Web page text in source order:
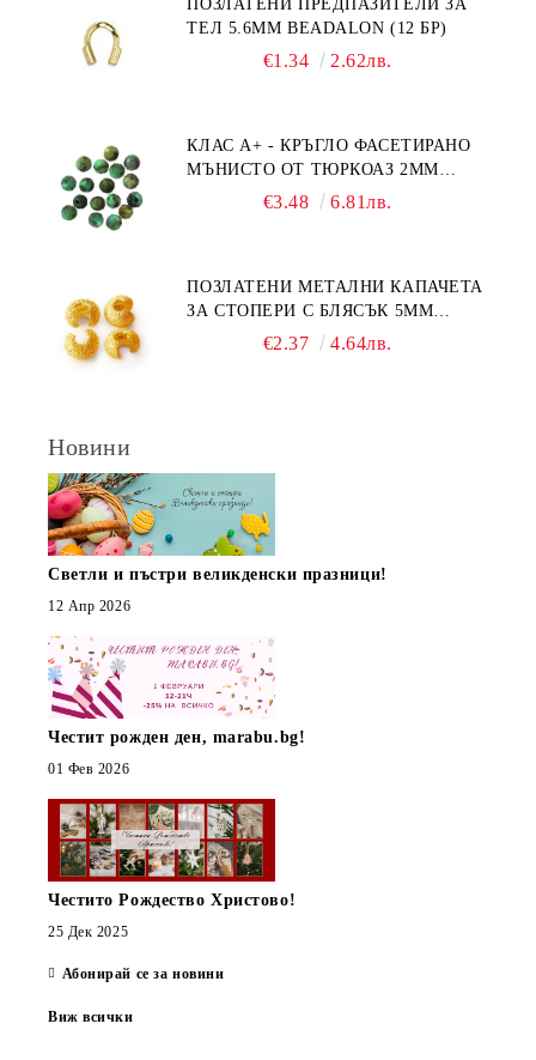
ПОЗЛАТЕНИ ПРЕДПАЗИТЕЛИ ЗА
ТЕЛ 5.6ММ BEADALON (12 БР)
€1.34 2.62лв.
КЛАС А+ - КРЪГЛО ФАСЕТИРАНО
МЪНИСТО ОТ ТЮРКОАЗ 2ММ
€3.48 6.81лв.
ПОЗЛАТЕНИ МЕТАЛНИ КАПАЧЕТА
ЗА СТОПЕРИ С БЛЯСЪК 5ММ
€2.37 4.64лв.
Новини
Светли и пъстри великденски празници!
12 Апр 2026
Честит рожден ден, marabu.bg!
01 Фев 2026
Честито Рождество Христово!
25 Дек 2025
Абонирай се за новини
Виж всички